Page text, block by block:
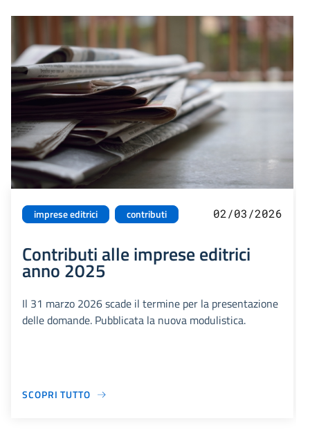
imprese editrici contributi 02/03/2026
Contributi alle imprese editrici
anno 2025
Il 31 marzo 2026 scade il termine per la presentazione
delle domande. Pubblicata la nuova modulistica.
SCOPRI TUTTO